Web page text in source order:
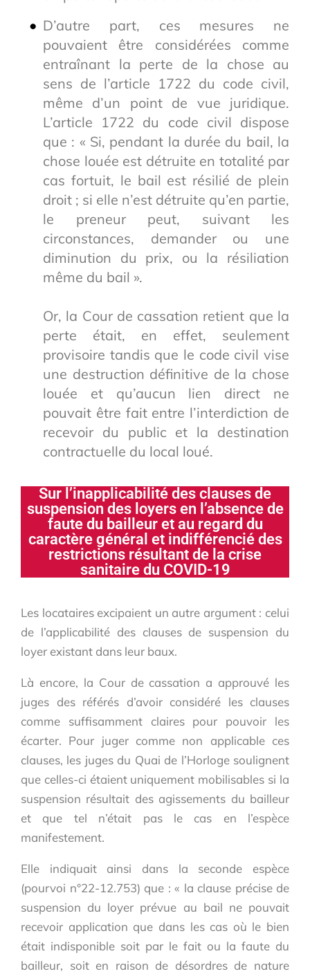
D’autre part, ces mesures ne
pouvaient être considérées comme
entraînant la perte de la chose au
sens de l’article 1722 du code civil,
même d’un point de vue juridique.
L’article 1722 du code civil dispose
que : « Si, pendant la durée du bail, la
chose louée est détruite en totalité par
cas fortuit, le bail est résilié de plein
droit ; si elle n’est détruite qu’en partie,
le preneur peut, suivant les
circonstances, demander ou une
diminution du prix, ou la résiliation
même du bail ».
Or, la Cour de cassation retient que la
perte était, en effet, seulement
provisoire tandis que le code civil vise
une destruction définitive de la chose
louée et qu’aucun lien direct ne
pouvait être fait entre l’interdiction de
recevoir du public et la destination
contractuelle du local loué.
Sur l’inapplicabilité des clauses de
suspension des loyers en l’absence de
faute du bailleur et au regard du
caractère général et indifférencié des
restrictions résultant de la crise
sanitaire du COVID-19
Les locataires excipaient un autre argument : celui
de l’applicabilité des clauses de suspension du
loyer existant dans leur baux.
Là encore, la Cour de cassation a approuvé les
juges des référés d’avoir considéré les clauses
comme suffisamment claires pour pouvoir les
écarter. Pour juger comme non applicable ces
clauses, les juges du Quai de l’Horloge soulignent
que celles-ci étaient uniquement mobilisables si la
suspension résultait des agissements du bailleur
et que tel n’était pas le cas en l’espèce
manifestement.
Elle indiquait ainsi dans la seconde espèce
(pourvoi n°22-12.753) que : « la clause précise de
suspension du loyer prévue au bail ne pouvait
recevoir application que dans les cas où le bien
était indisponible soit par le fait ou la faute du
bailleur, soit en raison de désordres de nature